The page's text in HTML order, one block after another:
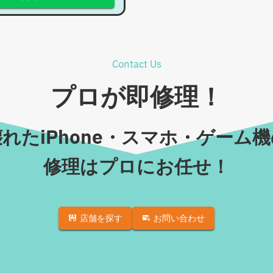
Contact Us
プロが即修理！
たiPhone・スマホ・ゲーム
修理はプロにお任せ！
店舗を探す お問い合わせ